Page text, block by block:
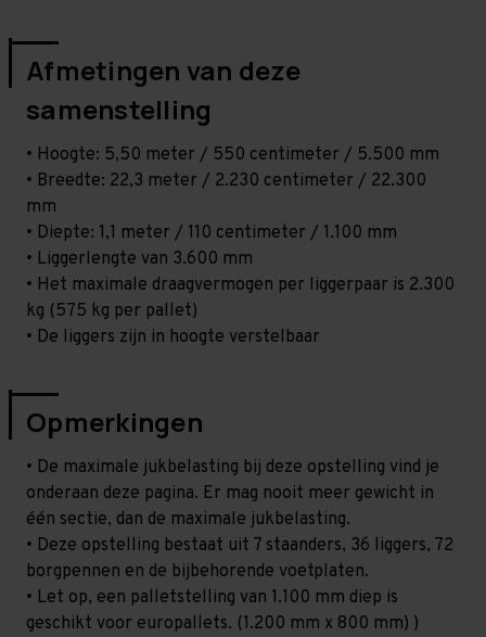
Afmetingen van deze
samenstelling
• Hoogte: 5,50 meter / 550 centimeter / 5.500 mm
• Breedte: 22,3 meter / 2.230 centimeter / 22.300
mm
• Diepte: 1,1 meter / 110 centimeter / 1.100 mm
• Liggerlengte van 3.600 mm
• Het maximale draagvermogen per liggerpaar is 2.300
kg (575 kg per pallet)
• De liggers zijn in hoogte verstelbaar
Opmerkingen
• De maximale jukbelasting bij deze opstelling vind je
onderaan deze pagina. Er mag nooit meer gewicht in
één sectie, dan de maximale jukbelasting.
• Deze opstelling bestaat uit 7 staanders, 36 liggers, 72
borgpennen en de bijbehorende voetplaten.
• Let op, een palletstelling van 1.100 mm diep is
geschikt voor europallets. (1.200 mm x 800 mm) )